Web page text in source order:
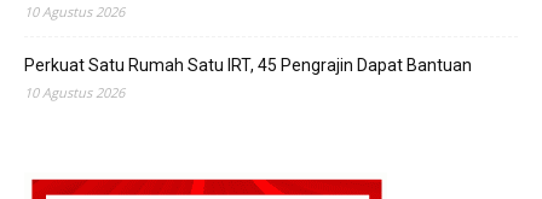
10 Agustus 2026
Perkuat Satu Rumah Satu IRT, 45 Pengrajin Dapat Bantuan
10 Agustus 2026